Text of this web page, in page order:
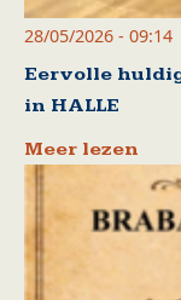
28/05/2026 - 09:14
Eervolle
in HALLE
Meer lezen